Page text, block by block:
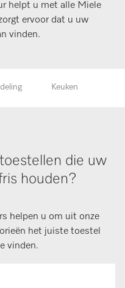
helpt u met alle Miele
ervoor dat u uw
vinden.
Keuken
die uw
houden?
helpen u om uit onze
het juiste toestel
vinden.